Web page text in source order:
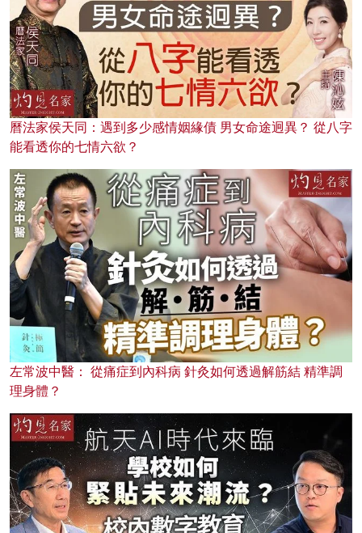
曆法家侯天同：遇到多少感情姻緣債 男女命途迥異？ 從八字
能看透你的七情六欲？
左常波中醫： 從痛症到內科病 針灸如何透過解筋結 精準調
理身體？